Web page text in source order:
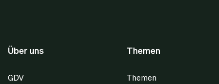
Über uns
GDV
Themen
Themen